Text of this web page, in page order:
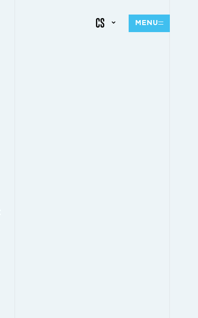
CS MENU